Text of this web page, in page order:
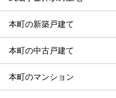
本町の新築戸建て
本町の中古戸建て
本町のマンション